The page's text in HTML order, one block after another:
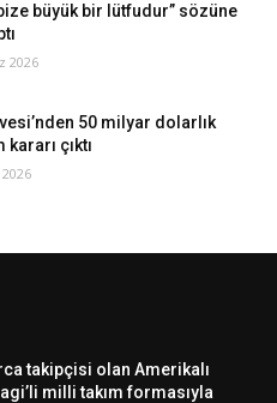
bize büyük bir lütfudur” sözüne
2026
50 milyar dolarlık
kararı çıktı
takipçisi olan Amerikalı
milli takım formasıyla